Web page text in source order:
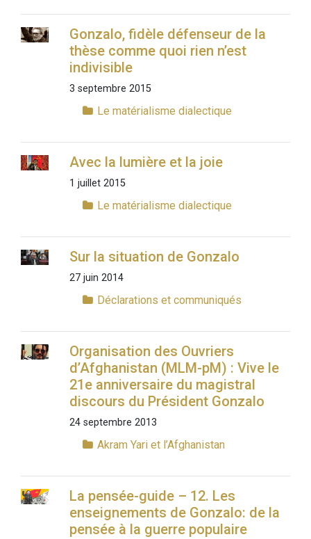
Gonzalo, fidèle défenseur de la
thèse comme quoi rien n’est
indivisible
3 septembre 2015
Le matérialisme dialectique
Avec la lumière et la joie
1 juillet 2015
Le matérialisme dialectique
Sur la situation de Gonzalo
27 juin 2014
Déclarations et communiqués
Organisation des Ouvriers
d’Afghanistan (MLM-pM) : Vive le
21e anniversaire du magistral
discours du Président Gonzalo
24 septembre 2013
Akram Yari et l’Afghanistan
La pensée-guide – 12. Les
enseignements de Gonzalo: de la
pensée à la guerre populaire